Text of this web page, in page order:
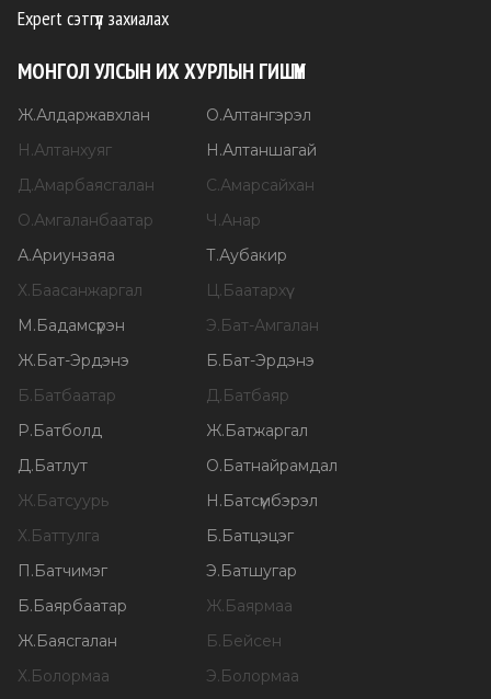
Expert сэтгүүл захиалах
МОНГОЛ УЛСЫН ИХ ХУРЛЫН ГИШҮҮН
Ж.Алдаржавхлан О.Алтангэрэл
Н.Алтанхуяг Н.Алтаншагай
Д.Амарбаясгалан С.Амарсайхан
О.Амгаланбаатар Ч.Анар
А.Ариунзаяа Т.Аубакир
Х.Баасанжаргал Ц.Баатархүү
М.Бадамсүрэн Э.Бат-Амгалан
Ж.Бат-Эрдэнэ Б.Бат-Эрдэнэ
Б.Батбаатар Д.Батбаяр
Р.Батболд Ж.Батжаргал
Д.Батлут О.Батнайрамдал
Ж.Батсуурь Н.Батсүмбэрэл
Х.Баттулга Б.Батцэцэг
П.Батчимэг Э.Батшугар
Б.Баярбаатар Ж.Баярмаа
Ж.Баясгалан Б.Бейсен
Х.Болормаа Э.Болормаа